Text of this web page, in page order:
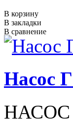
В корзину
В закладки
В сравнение
Насос
НАСОС